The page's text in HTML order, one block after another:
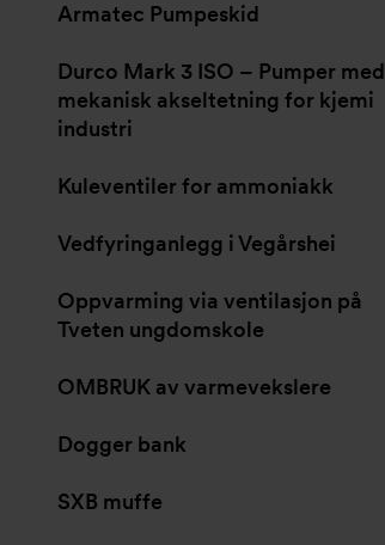
Armatec Pumpeskid
Durco Mark 3 ISO – Pumper med
mekanisk akseltetning for kjemi
industri
Kuleventiler for ammoniakk
Vedfyringanlegg i Vegårshei
Oppvarming via ventilasjon på
Tveten ungdomskole
OMBRUK av varmevekslere
Dogger bank
SXB muffe